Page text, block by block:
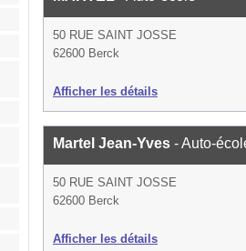
50 RUE SAINT JOSSE
62600 Berck
Afficher les détails
Martel Jean-Yves - Auto-
50 RUE SAINT JOSSE
62600 Berck
Afficher les détails